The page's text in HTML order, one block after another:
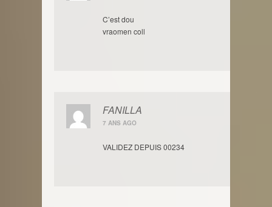
C’est dou
vraomen coll
FANILLA
7 ANS AGO
VALIDEZ DEPUIS 00234